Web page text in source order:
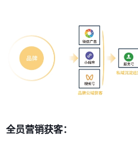
全员营销获客：